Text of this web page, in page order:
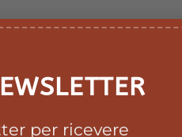
per ricevere